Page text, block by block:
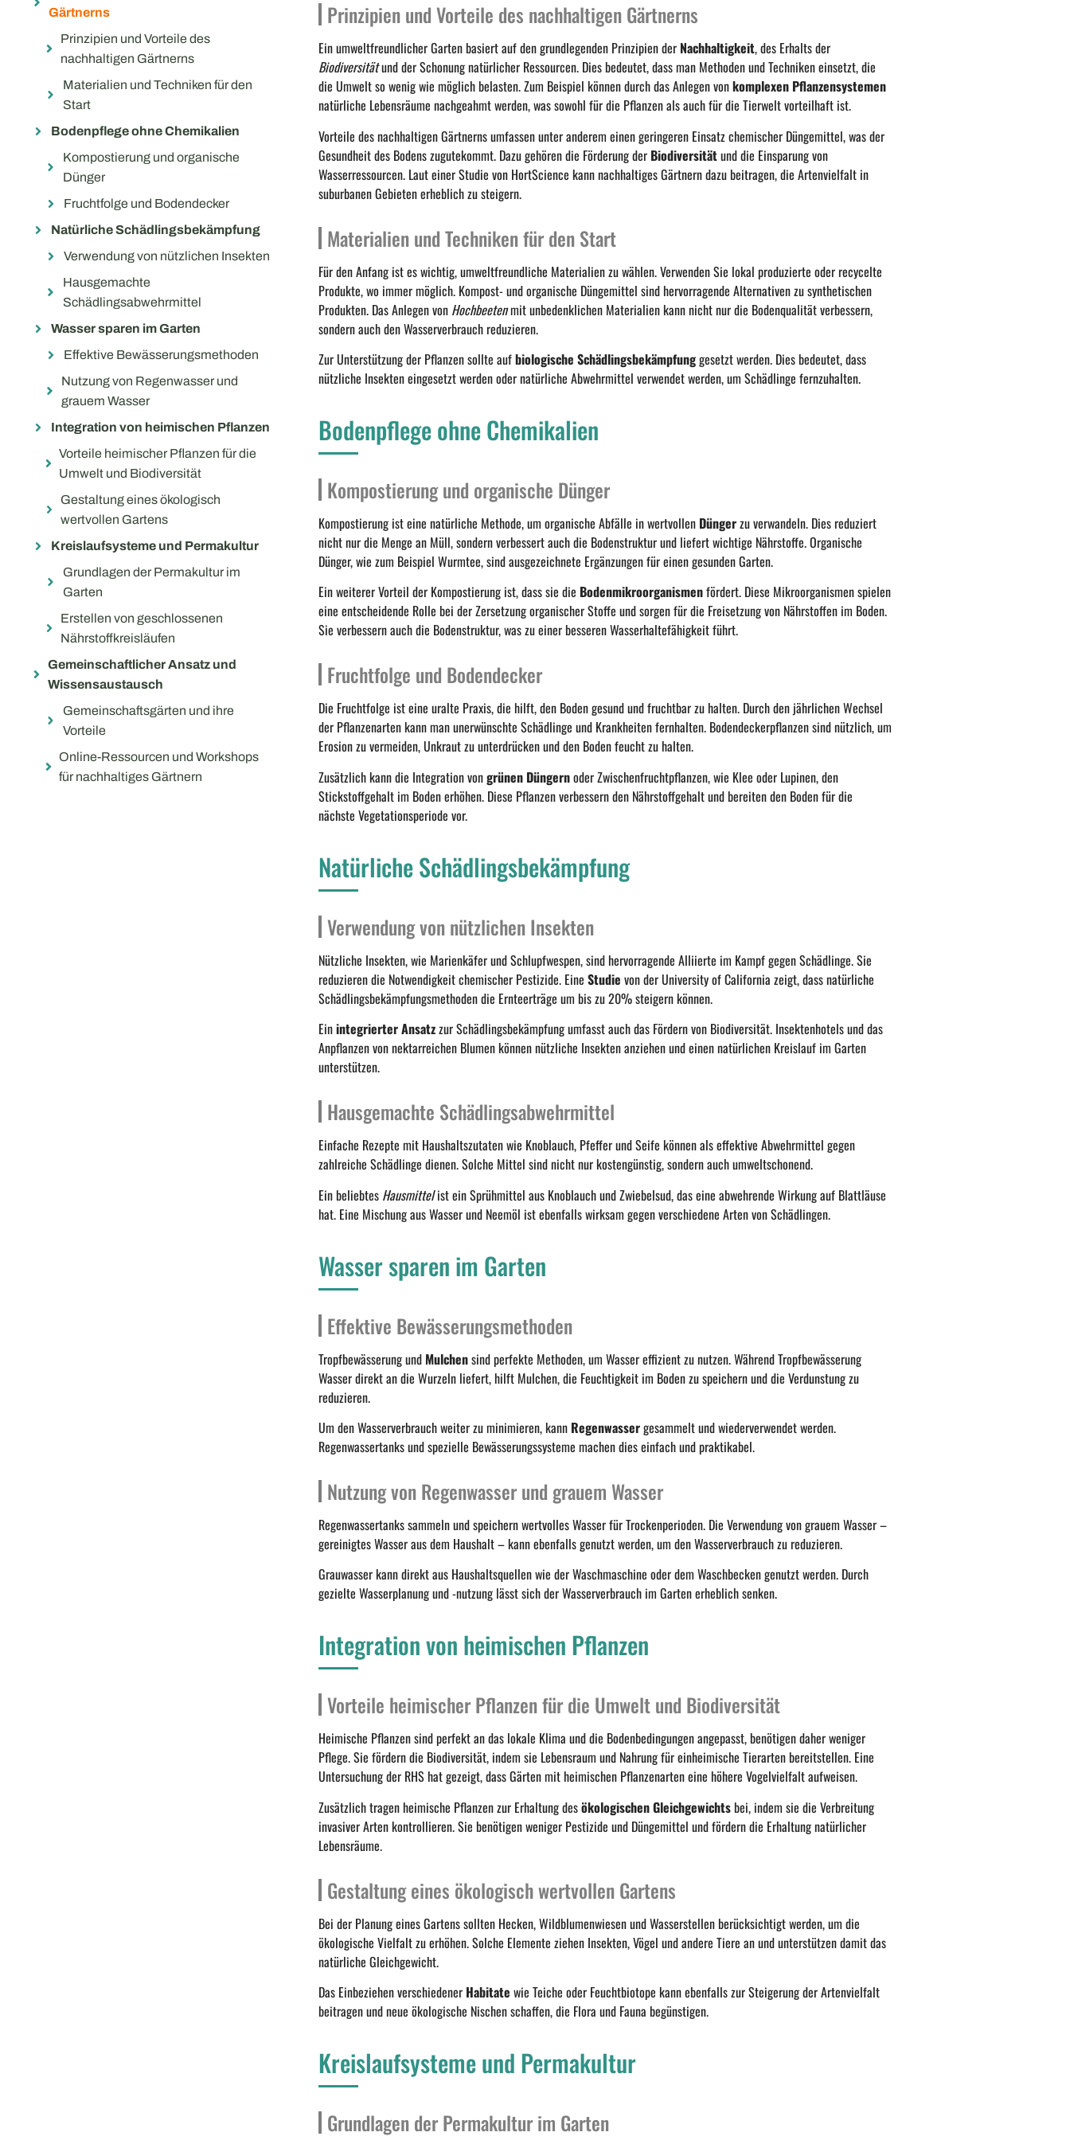
Gärtnerns
Prinzipien und Vorteile des
nachhaltigen Gärtnerns
Materialien und Techniken für den
Start
Bodenpflege ohne Chemikalien
Kompostierung und organische
Dünger
Fruchtfolge und Bodendecker
Natürliche Schädlingsbekämpfung
Verwendung von nützlichen Insekten
Hausgemachte
Schädlingsabwehrmittel
Wasser sparen im Garten
Effektive Bewässerungsmethoden
Nutzung von Regenwasser und
grauem Wasser
Integration von heimischen Pflanzen
Vorteile heimischer Pflanzen für die
Umwelt und Biodiversität
Gestaltung eines ökologisch
wertvollen Gartens
Kreislaufsysteme und Permakultur
Grundlagen der Permakultur im
Garten
Erstellen von geschlossenen
Nährstoffkreisläufen
Gemeinschaftlicher Ansatz und
Wissensaustausch
Gemeinschaftsgärten und ihre
Vorteile
Online-Ressourcen und Workshops
für nachhaltiges Gärtnern
Prinzipien und Vorteile des nachhaltigen Gärtnerns
Ein umweltfreundlicher Garten basiert auf den grundlegenden Prinzipien der Nachhaltigkeit, des Erhalts der
Biodiversitätund der Schonung natürlicher Ressourcen. Dies bedeutet, dass man Methoden und Techniken einsetzt, die
die Umwelt so wenig wie möglich belasten. Zum Beispiel können durch das Anlegen vonkomplexen Pflanzensystemen
natürliche Lebensräume nachgeahmt werden, was sowohl für die Pflanzen als auch für die Tierwelt vorteilhaft ist.
Vorteile des nachhaltigen Gärtnerns umfassen unter anderem einen geringeren Einsatz chemischer Düngemittel, was der
Gesundheit des Bodens zugutekommt. Dazu gehören die Förderung der Biodiversitätund die Einsparung von
Wasserressourcen. Laut einer Studie von HortScience kann nachhaltiges Gärtnern dazu beitragen, die Artenvielfalt in
suburbanen Gebieten erheblich zu steigern.
Materialien und Techniken für den Start
Für den Anfang ist es wichtig, umweltfreundliche Materialien zu wählen. Verwenden Sie lokal produzierte oder recycelte
Produkte, wo immer möglich. Kompost- und organische Düngemittel sind hervorragende Alternativen zu synthetischen
Produkten. Das Anlegen von Hochbeetenmit unbedenklichen Materialien kann nicht nur die Bodenqualität verbessern,
sondern auch den Wasserverbrauch reduzieren.
Zur Unterstützung der Pflanzen sollte aufbiologische Schädlingsbekämpfunggesetzt werden. Dies bedeutet, dass
nützliche Insekten eingesetzt werden oder natürliche Abwehrmittel verwendet werden, um Schädlinge fernzuhalten.
Bodenpflege ohne Chemikalien
Kompostierung und organische Dünger
Kompostierung ist eine natürliche Methode, um organische Abfälle in wertvollen Düngerzu verwandeln. Dies reduziert
nicht nur die Menge an Müll, sondern verbessert auch die Bodenstruktur und liefert wichtige Nährstoffe. Organische
Dünger, wie zum Beispiel Wurmtee, sind ausgezeichnete Ergänzungen für einen gesunden Garten.
Ein weiterer Vorteil der Kompostierung ist, dass sie die Bodenmikroorganismenfördert. Diese Mikroorganismen spielen
eine entscheidende Rolle bei der Zersetzung organischer Stoffe und sorgen für die Freisetzung von Nährstoffen im Boden.
Sie verbessern auch die Bodenstruktur, was zu einer besseren Wasserhaltefähigkeit führt.
Fruchtfolge und Bodendecker
Die Fruchtfolge ist eine uralte Praxis, die hilft, den Boden gesund und fruchtbar zu halten. Durch den jährlichen Wechsel
der Pflanzenarten kann man unerwünschte Schädlinge und Krankheiten fernhalten. Bodendeckerpflanzen sind nützlich, um
Erosion zu vermeiden, Unkraut zu unterdrücken und den Boden feucht zu halten.
Zusätzlich kann die Integration vongrünen Düngernoder Zwischenfruchtpflanzen, wie Klee oder Lupinen, den
Stickstoffgehalt im Boden erhöhen. Diese Pflanzen verbessern den Nährstoffgehalt und bereiten den Boden für die
nächste Vegetationsperiode vor.
Natürliche Schädlingsbekämpfung
Verwendung von nützlichen Insekten
Nützliche Insekten, wie Marienkäfer und Schlupfwespen, sind hervorragende Alliierte im Kampf gegen Schädlinge. Sie
reduzieren die Notwendigkeit chemischer Pestizide. Eine Studie von der University of California zeigt, dass natürliche
Schädlingsbekämpfungsmethoden die Ernteerträge um bis zu 20% steigern können.
Einintegrierter Ansatzzur Schädlingsbekämpfung umfasst auch das Fördern von Biodiversität. Insektenhotels und das
Anpflanzen von nektarreichen Blumen können nützliche Insekten anziehen und einen natürlichen Kreislauf im Garten
unterstützen.
Hausgemachte Schädlingsabwehrmittel
Einfache Rezepte mit Haushaltszutaten wie Knoblauch, Pfeffer und Seife können als effektive Abwehrmittel gegen
zahlreiche Schädlinge dienen. Solche Mittel sind nicht nur kostengünstig, sondern auch umweltschonend.
Ein beliebtes Hausmittelist ein Sprühmittel aus Knoblauch und Zwiebelsud, das eine abwehrende Wirkung auf Blattläuse
hat. Eine Mischung aus Wasser und Neemöl ist ebenfalls wirksam gegen verschiedene Arten von Schädlingen.
Wasser sparen im Garten
Effektive Bewässerungsmethoden
Tropfbewässerung und Mulchensind perfekte Methoden, um Wasser effizient zu nutzen. Während Tropfbewässerung
Wasser direkt an die Wurzeln liefert, hilft Mulchen, die Feuchtigkeit im Boden zu speichern und die Verdunstung zu
reduzieren.
Um den Wasserverbrauch weiter zu minimieren, kann Regenwassergesammelt und wiederverwendet werden.
Regenwassertanks und spezielle Bewässerungssysteme machen dies einfach und praktikabel.
Nutzung von Regenwasser und grauem Wasser
Regenwassertanks sammeln und speichern wertvolles Wasser für Trockenperioden. Die Verwendung von grauem Wasser –
gereinigtes Wasser aus dem Haushalt – kann ebenfalls genutzt werden, um den Wasserverbrauch zu reduzieren.
Grauwasser kann direkt aus Haushaltsquellen wie der Waschmaschine oder dem Waschbecken genutzt werden. Durch
gezielte Wasserplanung und -nutzung lässt sich der Wasserverbrauch im Garten erheblich senken.
Integration von heimischen Pflanzen
Vorteile heimischer Pflanzen für die Umwelt und Biodiversität
Heimische Pflanzen sind perfekt an das lokale Klima und die Bodenbedingungen angepasst, benötigen daher weniger
Pflege. Sie fördern die Biodiversität, indem sie Lebensraum und Nahrung für einheimische Tierarten bereitstellen. Eine
Untersuchung der RHS hat gezeigt, dass Gärten mit heimischen Pflanzenarten eine höhere Vogelvielfalt aufweisen.
Zusätzlich tragen heimische Pflanzen zur Erhaltung desökologischen Gleichgewichtsbei, indem sie die Verbreitung
invasiver Arten kontrollieren. Sie benötigen weniger Pestizide und Düngemittel und fördern die Erhaltung natürlicher
Lebensräume.
Gestaltung eines ökologisch wertvollen Gartens
Bei der Planung eines Gartens sollten Hecken, Wildblumenwiesen und Wasserstellen berücksichtigt werden, um die
ökologische Vielfalt zu erhöhen. Solche Elemente ziehen Insekten, Vögel und andere Tiere an und unterstützen damit das
natürliche Gleichgewicht.
Das Einbeziehen verschiedener Habitate wie Teiche oder Feuchtbiotope kann ebenfalls zur Steigerung der Artenvielfalt
beitragen und neue ökologische Nischen schaffen, die Flora und Fauna begünstigen.
Kreislaufsysteme und Permakultur
Grundlagen der Permakultur im Garten